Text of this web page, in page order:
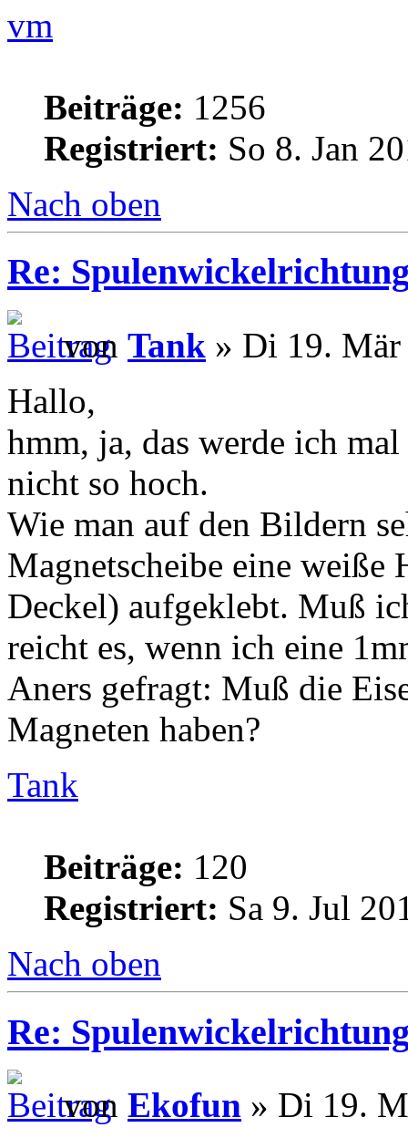
vm
Beiträge: 1256
Registriert: So 8. Jan
Nach oben
Re:
von Tank » Di 19.
Hallo,
hmm, ja, das werde ich
nicht so hoch.
Wie man auf den Bildern
Magnetscheibe eine weiße
Deckel) aufgeklebt. Muß
reicht es, wenn ich eine
Aners gefragt: Muß die
Magneten haben?
Tank
Beiträge: 120
Registriert: Sa 9. Jul
Nach oben
Re:
von Ekofun » Di 19.